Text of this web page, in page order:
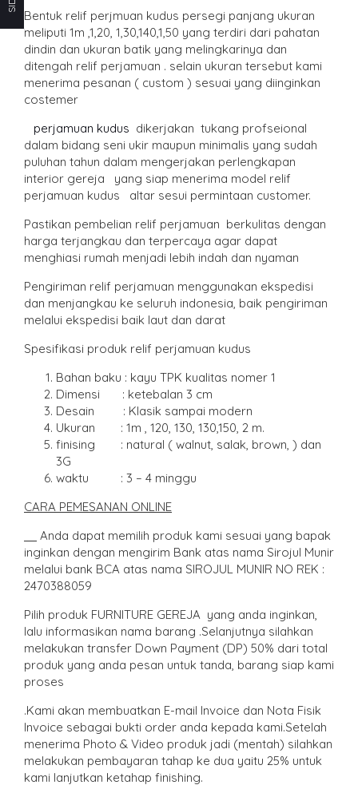
Bentuk relif perjmuan kudus persegi panjang ukuran
meliputi 1m ,1,20, 1,30,140,1,50 yang terdiri dari pahatan
dindin dan ukuran batik yang melingkarinya dan
ditengah relif perjamuan . selain ukuran tersebut kami
menerima pesanan ( custom ) sesuai yang diinginkan
costemer
perjamuan kudus dikerjakan tukang profseional
dalam bidang seni ukir maupun minimalis yang sudah
puluhan tahun dalam mengerjakan perlengkapan
interior gereja yang siap menerima model relif
perjamuan kudus altar sesui permintaan customer.
Pastikan pembelian relif perjamuan berkulitas dengan
harga terjangkau dan terpercaya agar dapat
menghiasi rumah menjadi lebih indah dan nyaman
Pengiriman relif perjamuan menggunakan ekspedisi
dan menjangkau ke seluruh indonesia, baik pengiriman
melalui ekspedisi baik laut dan darat
Spesifikasi produk relif perjamuan kudus
Bahan baku : kayu TPK kualitas nomer 1
Dimensi : ketebalan 3 cm
Desain : Klasik sampai modern
Ukuran : 1m , 120, 130, 130,150, 2 m.
finising : natural ( walnut, salak, brown, ) dan
3G
waktu : 3 – 4 minggu
CARA PEMESANAN ONLINE
Anda dapat memilih produk kami sesuai yang bapak
inginkan dengan mengirim Bank atas nama Sirojul Munir
melalui bank BCA atas nama SIROJUL MUNIR NO REK :
2470388059
Pilih produk FURNITURE GEREJA yang anda inginkan,
lalu informasikan nama barang .Selanjutnya silahkan
melakukan transfer Down Payment (DP) 50% dari total
produk yang anda pesan untuk tanda, barang siap kami
proses
.Kami akan membuatkan E-mail Invoice dan Nota Fisik
Invoice sebagai bukti order anda kepada kami.Setelah
menerima Photo & Video produk jadi (mentah) silahkan
melakukan pembayaran tahap ke dua yaitu 25% untuk
kami lanjutkan ketahap finishing.